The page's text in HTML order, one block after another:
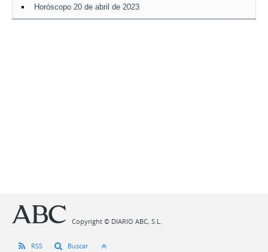
Horóscopo 20 de abril de 2023
Copyright © DIARIO ABC, S.L.
RSS Buscar